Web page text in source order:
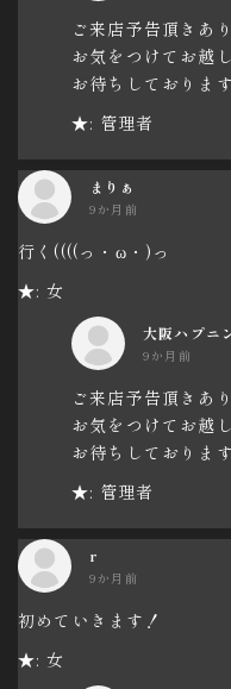
ご来店予告頂きあ
お気をつけてお越
お待ちしておりま
★: 管理者
まりぁ
9か月前
行く((((っ・ω・)っ
★: 女
大阪ハプ
9か月前
ご来店予告頂きあ
お気をつけてお越
お待ちしておりま
★: 管理者
r
9か月前
初めていきます！
★: 女